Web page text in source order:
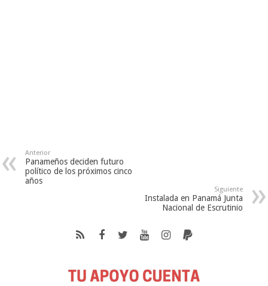
Anterior
Panameños deciden futuro
político de los próximos cinco
años
Siguiente
Instalada en Panamá Junta
Nacional de Escrutinio